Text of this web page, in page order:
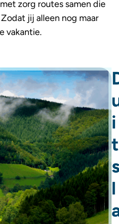
zorg routes samen die
jij alleen nog maar
vakantie.
i
t
l